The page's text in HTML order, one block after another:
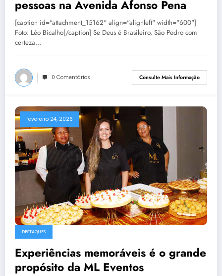
pessoas na Avenida Afonso Pena
[caption id="attachment_15162" align="alignleft" width="600"]
Foto: Léo Bicalho[/caption] Se Deus é Brasileiro, São Pedro com
certeza…
0 Comentários Consulte Mais Informação
fevereiro 24, 2026
DESTAQUES
Experiências memoráveis é o grande
propósito da ML Eventos